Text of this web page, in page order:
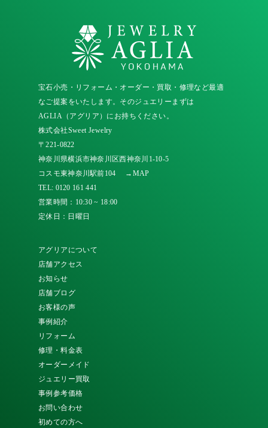
宝石小売・リフォーム・オーダー・買取・修理など最適
なご提案をいたします。そのジュエリーまずは
AGLIA（アグリア）にお持ちください。
株式会社Sweet Jewelry
〒221-0822
神奈川県横浜市神奈川区西神奈川1-10-5
コスモ東神奈川駅前104
→MAP
TEL: 0120 161 441
営業時間：10:30 ~ 18:00
定休日：日曜日
アグリアについて
店舗アクセス
お知らせ
店舗ブログ
お客様の声
事例紹介
リフォーム
修理・料金表
オーダーメイド
ジュエリー買取
事例参考価格
お問い合わせ
初めての方へ